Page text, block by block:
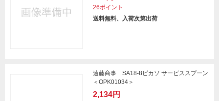
26ポイント
送料無料、入荷次第出荷
遠藤商事 SA18-8ピカソ サービススプーン
＜OPK01034＞
2,134円